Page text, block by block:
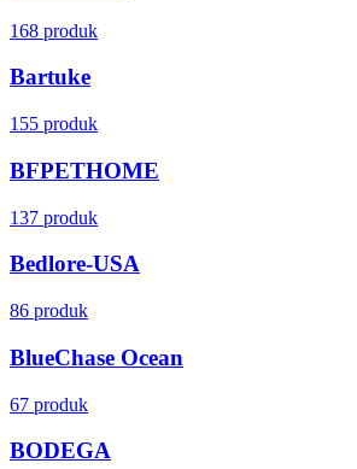
168 produk
Bartuke
155 produk
BFPETHOME
137 produk
Bedlore-USA
86 produk
BlueChase Ocean
67 produk
BODEGA